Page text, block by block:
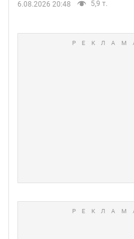
6.08.2026 20:48 5,9 т.